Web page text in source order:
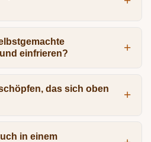
einfrieren?
das sich oben
in einem